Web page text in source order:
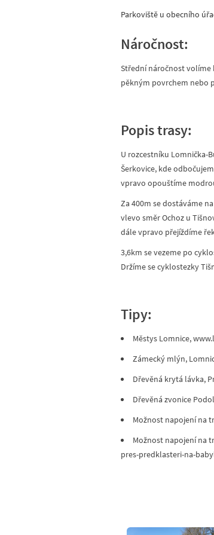
Parkoviště u obecního
Náročnost:
Střední náročnost volíme
pěkným povrchem nebo
Popis trasy:
U rozcestníku Lomnička-
Šerkovice, kde
vpravo opouštíme
Za 400m se dostáváme
vlevo směr Ochoz u
dále vpravo přejíždíme
3,6km se vezeme po
Držíme se cyklostezky
Tipy:
Městys Lomnice,
Zámecký mlýn,
Dřevěná krytá lávka,
Dřevěná zvonice
Možnost napojení na
Možnost napojení na
pres-predklasteri-na-